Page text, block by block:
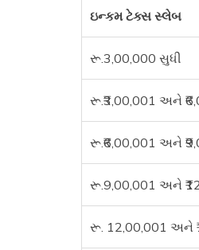
ઇન્કમ ટેક્સ સ્લેબ
રૂ.3,00,000 સુધી
રૂ.₹3,00,001 અને
રૂ.₹6,00,001 અને
રૂ.9,00,001 અને
રૂ. 12,00,001 અને